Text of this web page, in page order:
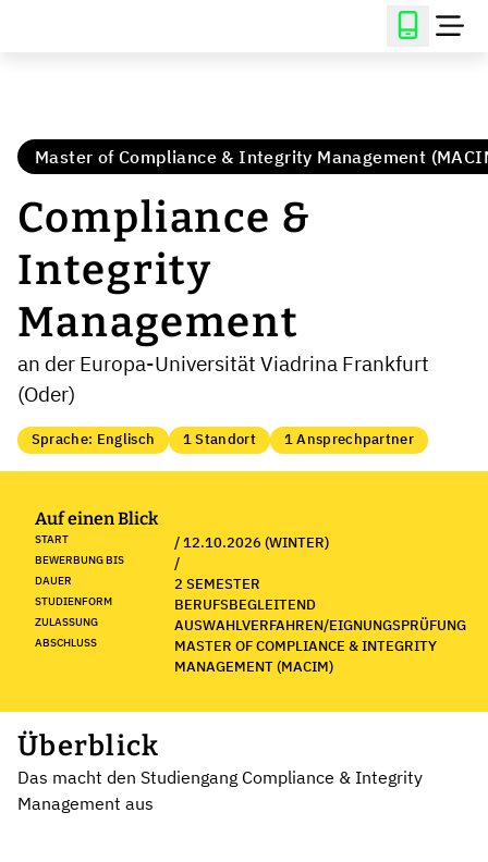
Master of Compliance & Integrity Management
Compliance &
Integrity
Management
an der Europa-Universität Viadrina Frankfurt
(Oder)
Sprache: Englisch 1 Standort 1 Ansprechpartner
Auf einen Blick
START / 12.10.2026 (WINTER)
BEWERBUNG BIS /
DAUER 2 SEMESTER
STUDIENFORM BERUFSBEGLEITEND
ZULASSUNG AUSWAHLVERFAHREN/EIGNUNGSPRÜFUNG
ABSCHLUSS
MASTER OF COMPLIANCE & INTEGRITY
MANAGEMENT (MACIM)
Überblick
Das macht den Studiengang Compliance & Integrity
Management aus